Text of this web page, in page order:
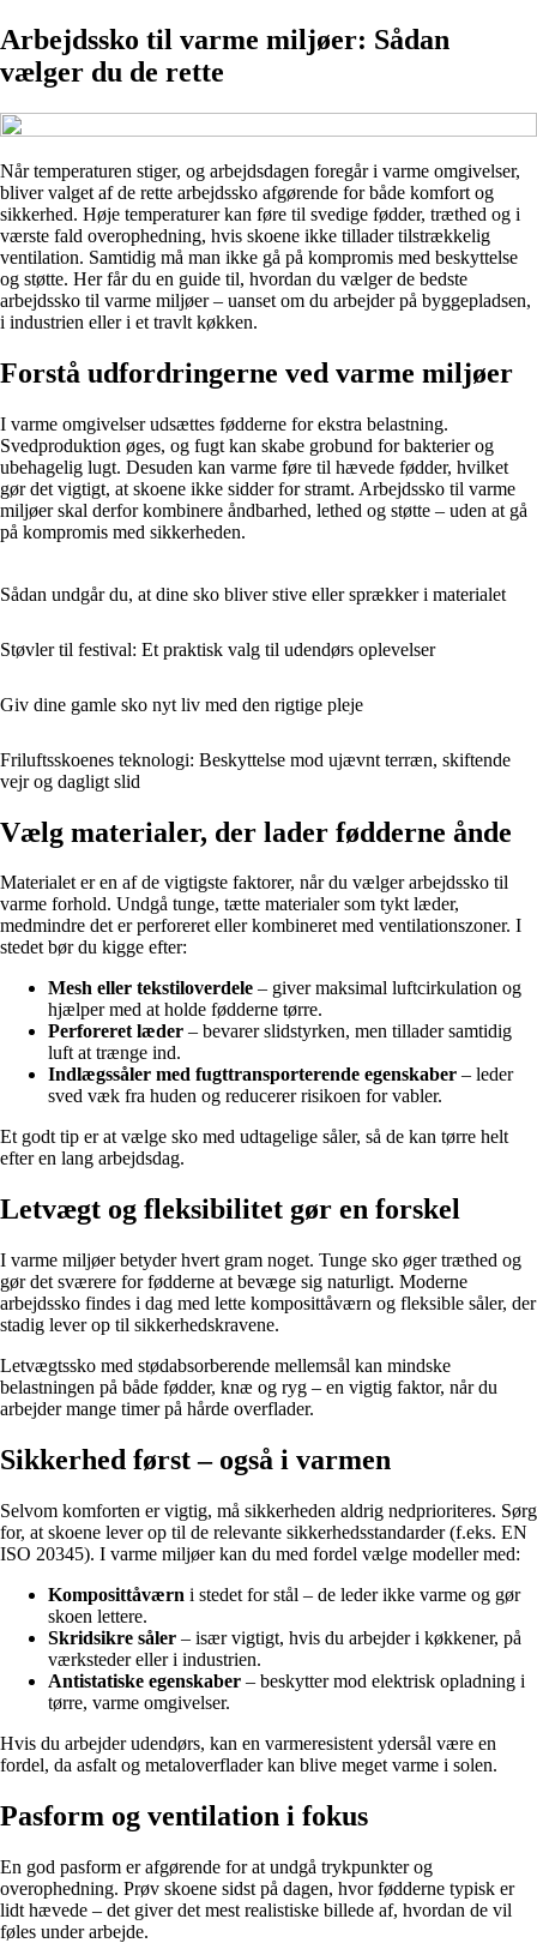
Arbejdssko til varme miljøer: Sådan
vælger du de rette
Når temperaturen stiger, og arbejdsdagen foregår i varme omgivelser,
bliver valget af de rette arbejdssko afgørende for både komfort og
sikkerhed. Høje temperaturer kan føre til svedige fødder, træthed og i
værste fald overophedning, hvis skoene ikke tillader tilstrækkelig
ventilation. Samtidig må man ikke gå på kompromis med beskyttelse
og støtte. Her får du en guide til, hvordan du vælger de bedste
arbejdssko til varme miljøer – uanset om du arbejder på byggepladsen,
i industrien eller i et travlt køkken.
Forstå udfordringerne ved varme miljøer
I varme omgivelser udsættes fødderne for ekstra belastning.
Svedproduktion øges, og fugt kan skabe grobund for bakterier og
ubehagelig lugt. Desuden kan varme føre til hævede fødder, hvilket
gør det vigtigt, at skoene ikke sidder for stramt. Arbejdssko til varme
miljøer skal derfor kombinere åndbarhed, lethed og støtte – uden at gå
på kompromis med sikkerheden.
Sådan undgår du, at dine sko bliver stive eller sprækker i materialet
Støvler til festival: Et praktisk valg til udendørs oplevelser
Giv dine gamle sko nyt liv med den rigtige pleje
Friluftsskoenes teknologi: Beskyttelse mod ujævnt terræn, skiftende
vejr og dagligt slid
Vælg materialer, der lader fødderne ånde
Materialet er en af de vigtigste faktorer, når du vælger arbejdssko til
varme forhold. Undgå tunge, tætte materialer som tykt læder,
medmindre det er perforeret eller kombineret med ventilationszoner. I
stedet bør du kigge efter:
Mesh eller tekstiloverdele – giver maksimal luftcirkulation og
hjælper med at holde fødderne tørre.
Perforeret læder – bevarer slidstyrken, men tillader samtidig
luft at trænge ind.
Indlægssåler med fugttransporterende egenskaber – leder
sved væk fra huden og reducerer risikoen for vabler.
Et godt tip er at vælge sko med udtagelige såler, så de kan tørre helt
efter en lang arbejdsdag.
Letvægt og fleksibilitet gør en forskel
I varme miljøer betyder hvert gram noget. Tunge sko øger træthed og
gør det sværere for fødderne at bevæge sig naturligt. Moderne
arbejdssko findes i dag med lette komposittåværn og fleksible såler, der
stadig lever op til sikkerhedskravene.
Letvægtssko med stødabsorberende mellemsål kan mindske
belastningen på både fødder, knæ og ryg – en vigtig faktor, når du
arbejder mange timer på hårde overflader.
Sikkerhed først – også i varmen
Selvom komforten er vigtig, må sikkerheden aldrig nedprioriteres. Sørg
for, at skoene lever op til de relevante sikkerhedsstandarder (f.eks. EN
ISO 20345). I varme miljøer kan du med fordel vælge modeller med:
Komposittåværn i stedet for stål – de leder ikke varme og gør
skoen lettere.
Skridsikre såler – især vigtigt, hvis du arbejder i køkkener, på
værksteder eller i industrien.
Antistatiske egenskaber – beskytter mod elektrisk opladning i
tørre, varme omgivelser.
Hvis du arbejder udendørs, kan en varmeresistent ydersål være en
fordel, da asfalt og metaloverflader kan blive meget varme i solen.
Pasform og ventilation i fokus
En god pasform er afgørende for at undgå trykpunkter og
overophedning. Prøv skoene sidst på dagen, hvor fødderne typisk er
lidt hævede – det giver det mest realistiske billede af, hvordan de vil
føles under arbejde.